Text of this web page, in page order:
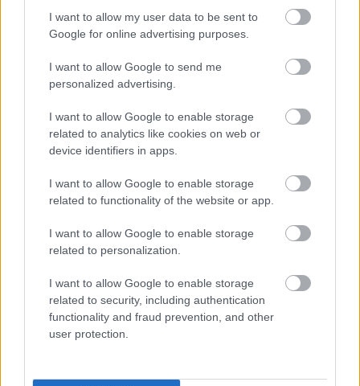
I want to allow my user data to be sent to
Google for online advertising purposes.
I want to allow Google to send me
personalized advertising.
I want to allow Google to enable storage
related to analytics like cookies on web or
device identifiers in apps.
I want to allow Google to enable storage
related to functionality of the website or app.
I want to allow Google to enable storage
related to personalization.
I want to allow Google to enable storage
related to security, including authentication
functionality and fraud prevention, and other
user protection.
Αμερικής, εξαιρετικά διαφωτιστικές για όσους εξ
ημών αγνοούσαμε παντελώς αυτό το κομμάτι της
άλλες επτά προτάσεις βιβλίων για όσους δεν
διαβάζουν βιβλία.